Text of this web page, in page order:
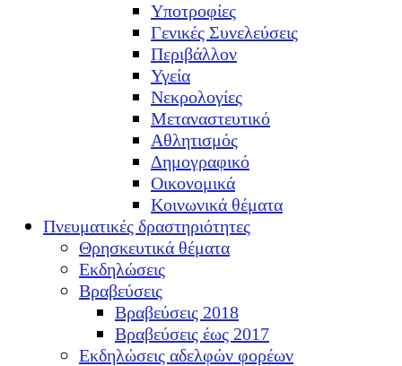
Υποτροφίες
Γενικές Συνελεύσεις
Περιβάλλον
Υγεία
Νεκρολογίες
Μεταναστευτικό
Αθλητισμός
Δημογραφικό
Οικονομικά
Κοινωνικά θέματα
Πνευματικές δραστηριότητες
Θρησκευτικά θέματα
Εκδηλώσεις
Βραβεύσεις
Βραβεύσεις 2018
Βραβεύσεις έως 2017
Εκδηλώσεις αδελφών φορέων